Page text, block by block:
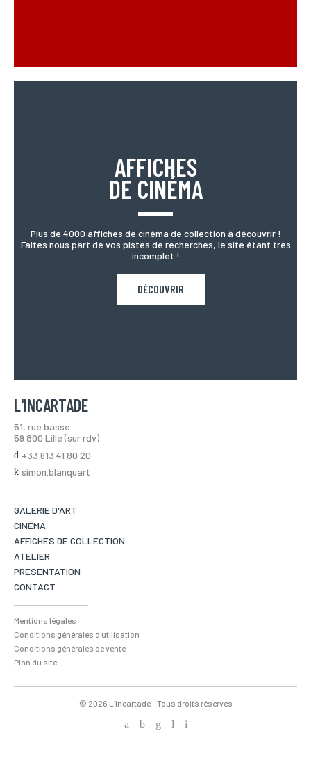
AFFICHES
DE CINÉMA
Plus de 4000 affiches de cinéma de collection à découvrir !
Faites nous part de vos pistes de recherches, le site étant très
incomplet !
DÉCOUVRIR
L'INCARTADE
51, rue basse
59 800 Lille (sur rdv)
+33 613 41 80 20
simon.blanquart
GALERIE D'ART
CINÉMA
AFFICHES DE COLLECTION
ATELIER
PRÉSENTATION
CONTACT
Mentions légales
Conditions générales d'utilisation
Conditions générales de vente
Plan du site
© 2026 L’Incartade - Tous droits réservés